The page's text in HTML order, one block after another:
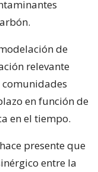
de
relevante
en función de
en el tiempo.
presente que
entre la